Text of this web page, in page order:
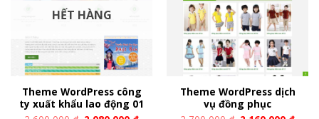
HẾT HÀNG
Theme WordPress công
ty xuất khẩu lao động 01
Theme WordPress dịch
vụ đồng phục